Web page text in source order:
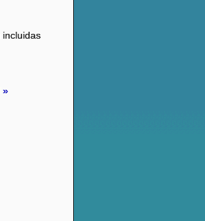
incluidas
»